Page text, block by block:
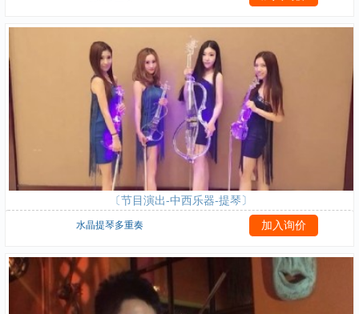
〔节目演出-中西乐器-提琴〕
水晶提琴多重奏